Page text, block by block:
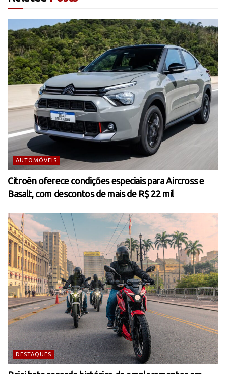
AUTOMÓVEIS
Citroën oferece condições especiais para Aircross e
Basalt, com descontos de mais de R$ 22 mil
DESTAQUES